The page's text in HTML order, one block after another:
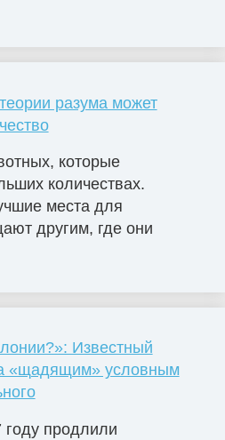
разума может
которые
количествах.
места для
другим, где они
Известный
«щадящим» условным
продлили